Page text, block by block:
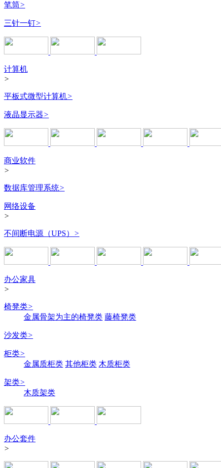
笔筒>
三针一钉>
计算机
>
平板式微型计算机>
液晶显示器>
商业软件
>
数据库管理系统>
网络设备
>
不间断电源（UPS） >
办公家具
>
椅凳类>
金属骨架为主的椅凳类 藤椅凳类
沙发类>
柜类>
金属质柜类 其他柜类 木质柜类
架类>
木质架类
办公套件
>